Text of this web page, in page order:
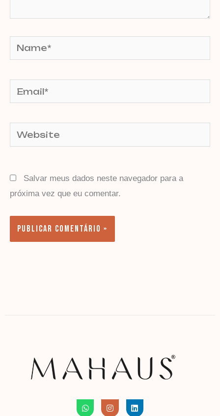
Name*
Email*
Website
Salvar meus dados neste navegador para a
próxima vez que eu comentar.
WhatsappInstagramLinkedin